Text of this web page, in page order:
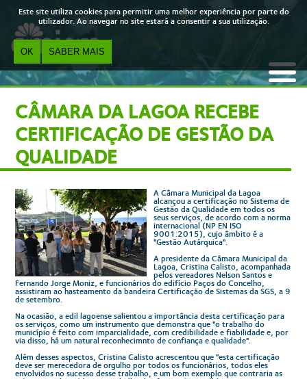
Este site utiliza cookies para permitir uma melhor experiência por parte do
utilizador. Ao navegar no site estará a consentir a sua utilização.
OK SABER MAIS
CÂMARA DA LAGOA RECEBE
CERTIFICAÇÃO DE GESTÃO DA
QUALIDADE
A Câmara Municipal da Lagoa
alcançou a certificação no Sistema de
Gestão da Qualidade em todos os
seus serviços, de acordo com a norma
internacional (NP EN ISO
9001:2015), cujo âmbito é a
"Gestão Autárquica".
A presidente da Câmara Municipal da
Lagoa, Cristina Calisto, acompanhada
pelos vereadores Nelson Santos e
Fernando Jorge Moniz, e funcionários do edifício Paços do Concelho,
assistiram ao hasteamento da bandeira Certificação de Sistemas da SGS, a 9
de setembro.
Na ocasião, a edil lagoense salientou a importância desta certificação para
os serviços, como um instrumento que demonstra que "o trabalho do
município é feito com imparcialidade, com credibilidade e fiabilidade e, por
via disso, há um natural reconhecimnto de confiança e qualidade".
Além desses aspectos, Cristina Calisto acrescentou que "esta certificação
deve ser merecedora de orgulho por todos os funcionários, todos eles
envolvidos no sucesso desse trabalho, e um bom exemplo que contraria as